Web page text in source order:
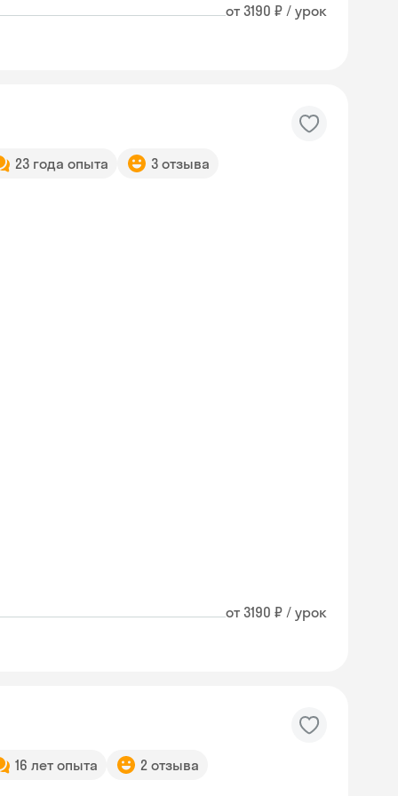
от 3190 ₽ / урок
23 года опыта 3 отзыва
от 3190 ₽ / урок
16 лет опыта 2 отзыва